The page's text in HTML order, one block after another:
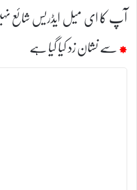
آپ کا ای میل ایڈریس شائع
*سے نشان زد کیا گیا ہے
ت